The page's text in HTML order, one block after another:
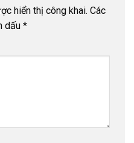
hiển thị công khai. Các
dấu *